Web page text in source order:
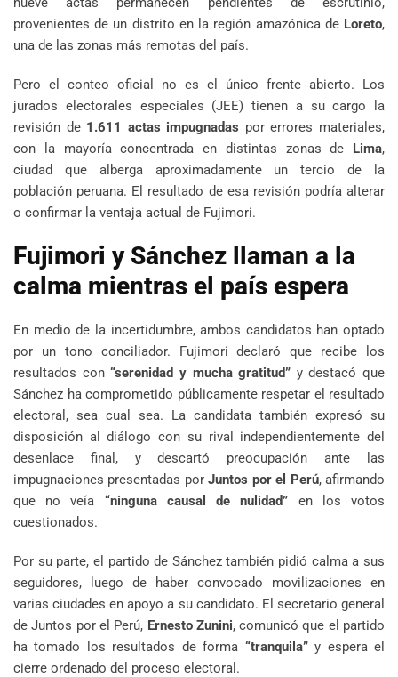
provenientes de un distrito en la región amazónica de Loreto,
una de las zonas más remotas del país.
Pero el conteo oficial no es el único frente abierto. Los
jurados electorales especiales (JEE) tienen a su cargo la
revisión de 1.611 actas impugnadas por errores materiales,
con la mayoría concentrada en distintas zonas de Lima,
ciudad que alberga aproximadamente un tercio de la
población peruana. El resultado de esa revisión podría alterar
o confirmar la ventaja actual de Fujimori.
Fujimori y Sánchez llaman a la
calma mientras el país espera
En medio de la incertidumbre, ambos candidatos han optado
por un tono conciliador. Fujimori declaró que recibe los
resultados con“serenidad y mucha gratitud” y destacó que
Sánchez ha comprometido públicamente respetar el resultado
electoral, sea cual sea. La candidata también expresó su
disposición al diálogo con su rival independientemente del
desenlace final, y descartó preocupación ante las
impugnaciones presentadas porJuntos por el Perú, afirmando
que no veía “ninguna causal de nulidad” en los votos
cuestionados.
Por su parte, el partido de Sánchez también pidió calma a sus
seguidores, luego de haber convocado movilizaciones en
varias ciudades en apoyo a su candidato. El secretario general
de Juntos por el Perú, Ernesto Zunini, comunicó que el partido
ha tomado los resultados de forma “tranquila”y espera el
cierre ordenado del proceso electoral.